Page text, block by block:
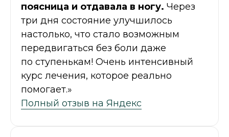
поясница и отдавала в ногу. Через
три дня состояние улучшилось
настолько, что стало возможным
передвигаться без боли даже
по ступенькам! Очень интенсивный
курс лечения, которое реально
помогает.»
Полный отзыв на Яндекс